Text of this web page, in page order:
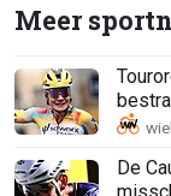
Meer
De